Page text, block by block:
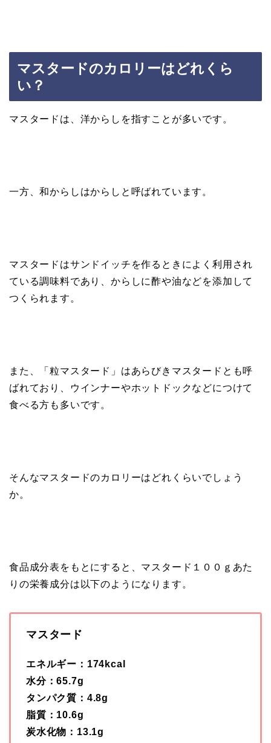
マスタードのカロリーはどれくら
い？
マスタードは、洋からしを指すことが多いです。
一方、和からしはからしと呼ばれています。
マスタードはサンドイッチを作るときによく利用され
ている調味料であり、からしに酢や油などを添加して
つくられます。
また、「粒マスタード」はあらびきマスタードとも呼
ばれており、ウインナーやホットドックなどにつけて
食べる方も多いです。
そんなマスタードのカロリーはどれくらいでしょう
か。
食品成分表をもとにすると、マスタード１００ｇあた
りの栄養成分は以下のようになります。
マスタード
エネルギー：174kcal
水分：65.7g
タンパク質：4.8g
脂質：10.6g
炭水化物：13.1g